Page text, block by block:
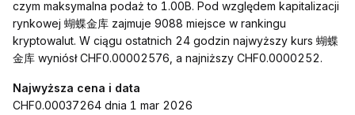
czym maksymalna podaż to 1.00B. Pod względem kapitalizacji
rynkowej 蝴蝶金库 zajmuje 9088 miejsce w rankingu
kryptowalut. W ciągu ostatnich 24 godzin najwyższy kurs 蝴蝶
金库 wyniósł CHF0.00002576, a najniższy CHF0.0000252.
Najwyższa cena i data
CHF0.00037264 dnia 1 mar 2026